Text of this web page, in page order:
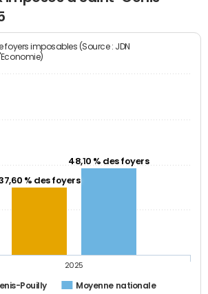
foyers imposables (Source : JDN
% des foyers
48,10 % des foyers
Pouilly Moyenne nationale
2025